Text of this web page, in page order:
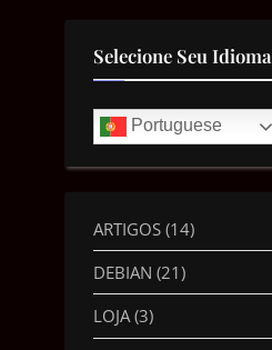
Selecione Seu Idioma
Portuguese
ARTIGOS (14)
DEBIAN (21)
LOJA(3)